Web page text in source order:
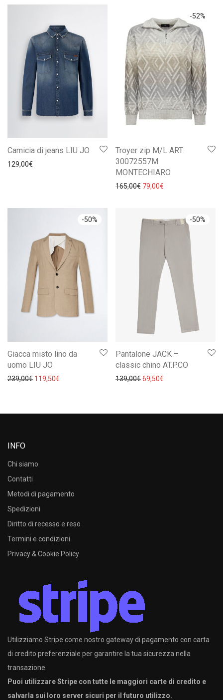
Camicia di jeans LIU JO
129,00€
-52%
Troyer zip M/L ART:
30072557M
MONTECHIARO
165,00€ Il prezzo originale era:
79,00€
-50%
Giacca misto lino da
uomo LIU JO
239,00€ Il prezzo originale era: 239,00€.
119,50€ Il prezzo attuale è: 119,50€.
-50%
Pantalone JACK –
classic chino AT.P.CO
139,00€Il prezzo originale era:
69,50€
INFO
Chi siamo
Contatti
Metodi di pagamento
Spedizioni
Diritto di recesso e reso
Termini e condizioni
Privacy & Cookie Policy
Utilizziamo Stripe come nostro gateway di pagamento con carta
di credito preferenziale per garantire la tua sicurezza nella
transazione.
Puoi utilizzare Stripe con tutte le maggiori carte di credito e
salvarla sui loro server sicuri per il futuro utilizzo.